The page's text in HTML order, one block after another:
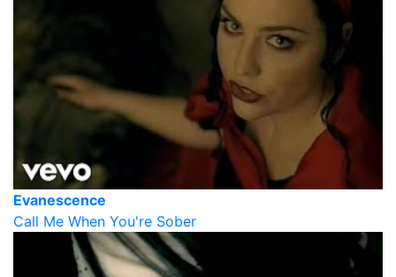
Evanescence
Call Me When You're Sober